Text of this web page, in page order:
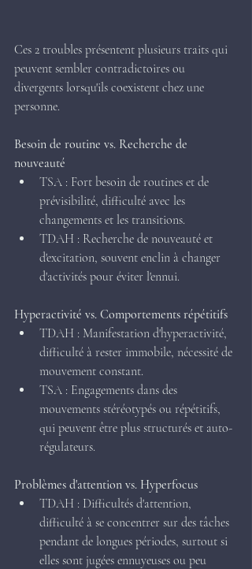
Ces 2 troubles présentent plusieurs traits qui
peuvent sembler contradictoires ou
divergents lorsqu'ils coexistent chez une
personne.
Besoin de routine vs. Recherche de
nouveauté
TSA : Fort besoin de routines et de
prévisibilité, difficulté avec les
changements et les transitions.
TDAH : Recherche de nouveauté et
d'excitation, souvent enclin à changer
d'activités pour éviter l'ennui.
Hyperactivité vs. Comportements répétitifs
TDAH : Manifestation d'hyperactivité,
difficulté à rester immobile, nécessité de
mouvement constant.
TSA : Engagements dans des
mouvements stéréotypés ou répétitifs,
qui peuvent être plus structurés et auto-
régulateurs.
Problèmes d'attention vs. Hyperfocus
TDAH : Difficultés d'attention,
difficulté à se concentrer sur des tâches
pendant de longues périodes, surtout si
elles sont jugées ennuyeuses ou peu